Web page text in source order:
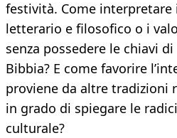
festività. Come
letterario e filosofico o i
senza possedere le chiavi
Bibbia? E come favorire
proviene da altre tradizioni
in grado di spiegare le
culturale?